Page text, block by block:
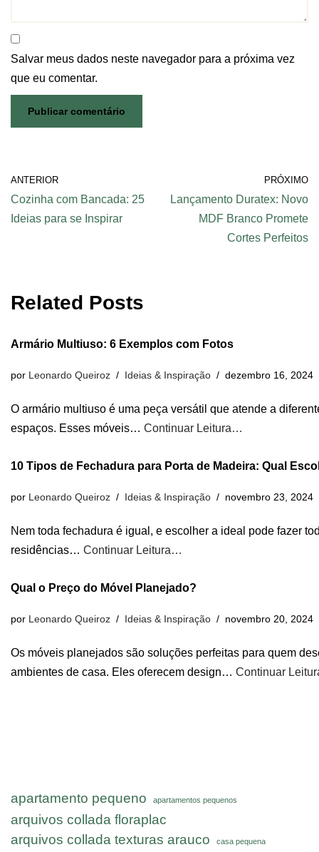
Salvar meus dados neste navegador para a próxima vez
que eu comentar.
ANTERIOR
Cozinha com Bancada: 25
Ideias para se Inspirar
PRÓXIMO
Lançamento Duratex: Novo
MDF Branco Promete
Cortes Perfeitos
Related Posts
Armário Multiuso: 6 Exemplos com Fotos
por Leonardo Queiroz Ideias & Inspiração dezembro 16, 2024
O armário multiuso é uma peça versátil que atende a
espaços. Esses móveis… Continuar Leitura…
10 Tipos de Fechadura para Porta de Madeira: Qual
por Leonardo Queiroz Ideias & Inspiração novembro 23, 2024
Nem toda fechadura é igual, e escolher a ideal pode fazer
residências… Continuar Leitura…
Qual o Preço do Móvel Planejado?
por Leonardo Queiroz Ideias & Inspiração novembro 20, 2024
Os móveis planejados são soluções perfeitas para quem
ambientes de casa. Eles oferecem design… Continuar
apartamento pequeno apartamentos pequenos
arquivos collada floraplac
arquivos collada texturas arauco
casa pequena